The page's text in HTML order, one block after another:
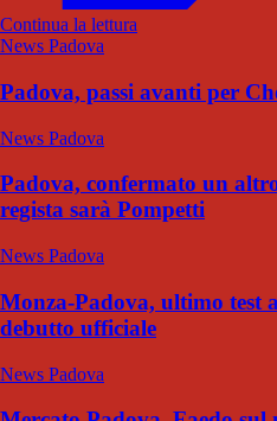
Continua la lettura
News Padova
Padova, passi avanti per
News Padova
Padova, confermato un
regista sarà Pompetti
News Padova
Monza-Padova, ultimo test
debutto ufficiale
News Padova